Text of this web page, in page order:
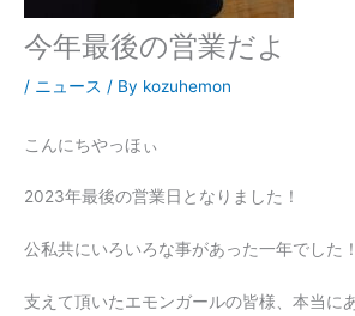
今年最後の営業だよ
/ ニュース / By kozuhemon
こんにちやっほぃ
2023年最後の営業日となりました！
公私共にいろいろな事があった一年でした！
支えて頂いたエモンガールの皆様、本当に